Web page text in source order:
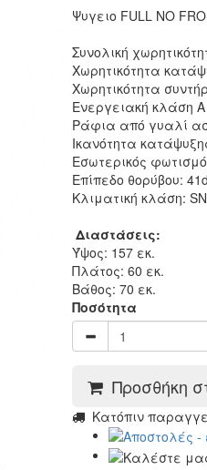
Ψυγειο FULL NO
Συνολική
Χωρητικότητα
Χωρητικότητα
Ενεργειακή κλάση Α
Ράφια από γυαλί
Ικανότητα
Εσωτερικός
Επίπεδο θορύβου:
Κλιματική κλάση:
Διαστάσεις:
Ύψος: 157 εκ.
Πλάτος: 60 εκ.
Βάθος: 70 εκ.
Ποσότητα
Προσθήκη
Kατόπιν